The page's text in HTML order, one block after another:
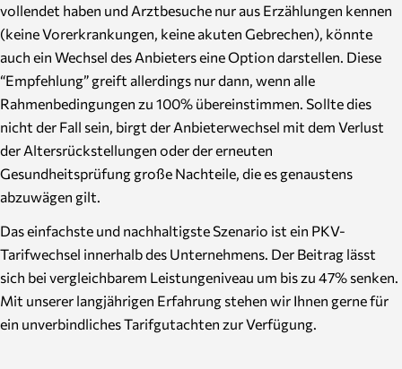
vollendet haben und Arztbesuche nur aus Erzählungen kennen
(keine Vorerkrankungen, keine akuten Gebrechen), könnte
auch ein Wechsel des Anbieters eine Option darstellen. Diese
“Empfehlung” greift allerdings nur dann, wenn alle
Rahmenbedingungen zu 100% übereinstimmen. Sollte dies
nicht der Fall sein, birgt der Anbieterwechsel mit dem Verlust
der Altersrückstellungen oder der erneuten
Gesundheitsprüfung große Nachteile, die es genaustens
abzuwägen gilt.
Das einfachste und nachhaltigste Szenario ist ein PKV-
Tarifwechsel innerhalb des Unternehmens. Der Beitrag lässt
sich bei vergleichbarem Leistungeniveau um bis zu 47% senken.
Mit unserer langjährigen Erfahrung stehen wir Ihnen gerne für
ein unverbindliches Tarifgutachten zur Verfügung.